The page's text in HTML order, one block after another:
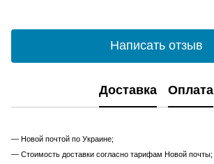
Написать отзыв
Доставка Оплата
— Новой почтой по Украине;
— Стоимость доставки согласно тарифам Новой почты;